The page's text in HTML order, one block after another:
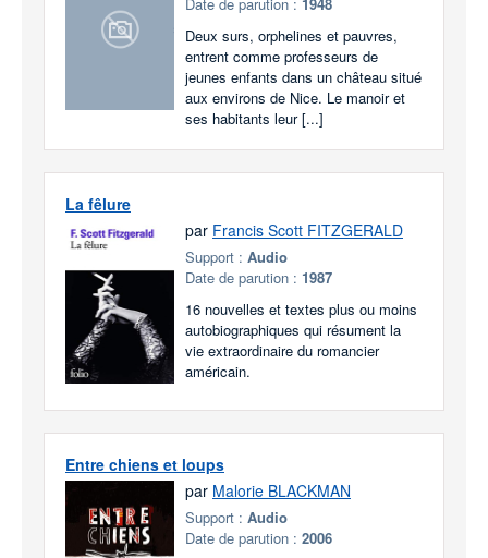
Deux surs, orphelines et pauvres,
entrent comme professeurs de
jeunes enfants dans un château situé
aux environs de Nice. Le manoir et
ses habitants leur [...]
La fêlure
par Francis Scott FITZGERALD
Support : Audio
Date de parution : 1987
16 nouvelles et textes plus ou moins
autobiographiques qui résument la
vie extraordinaire du romancier
américain.
Entre chiens et loups
par Malorie BLACKMAN
Support : Audio
Date de parution : 2006